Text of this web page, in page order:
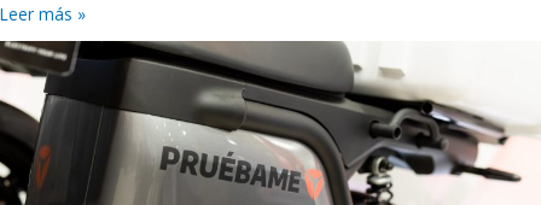
Leer más »
Probar
una
moto
eléctrica
antes
de